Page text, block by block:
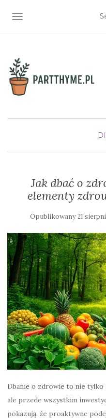
TOGGLE NAVIGATION
Jak dbać o
elementy
Opublikowany21
Dbanie o zdrowie to nie tylko
ale przede wszystkim
pokazują, że proaktywne